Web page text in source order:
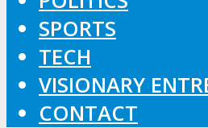
SPORTS
TECH
VISIONARY
CONTACT